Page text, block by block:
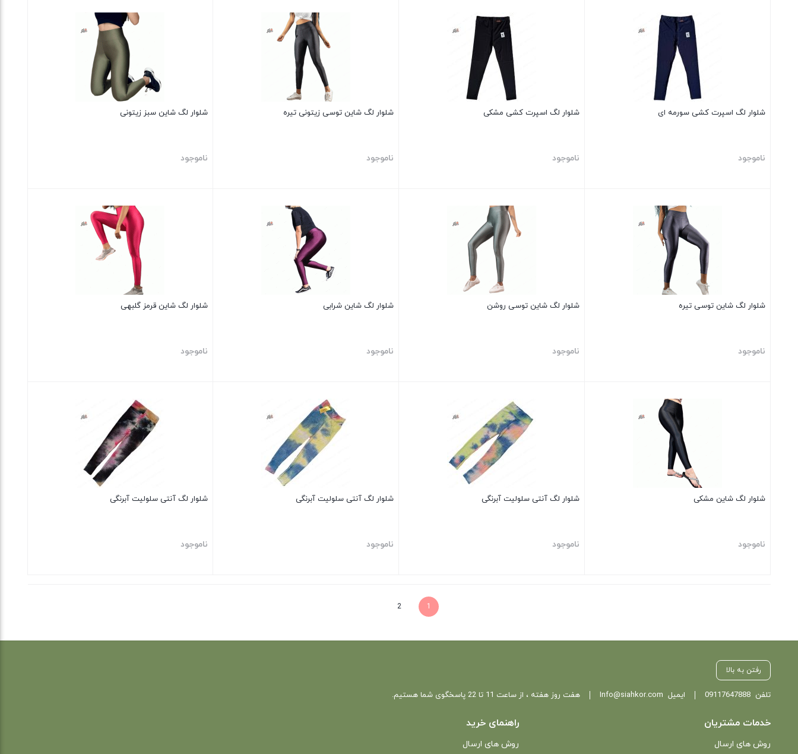
شلوار لگ اسپرت کشی سورمه ای
ناموجود
شلوار لگ اسپرت کشی مشکی
ناموجود
شلوار لگ شاین توسی زیتونی تیره
ناموجود
شلوار لگ شاین سبز زیتونی
ناموجود
شلوار لگ شاین توسی تیره
ناموجود
شلوار لگ شاین توسی روشن
ناموجود
شلوار لگ شاین شرابی
ناموجود
شلوار لگ شاین قرمز گلبهی
ناموجود
شلوار لگ شاین مشکی
ناموجود
شلوار لگ آنتی سلولیت آبرنگی
ناموجود
شلوار لگ آنتی سلولیت آبرنگی
ناموجود
شلوار لگ آنتی سلولیت آبرنگی
ناموجود
1
2
رفتن به بالا
تلفن09117647888 ایمیل Info@siahkor.com هفت روز هفته ، از ساعت 11 تا 22 پاسخگوی شما هستیم.
خدمات مشتریان
روش های ارسال
راهنمای خرید
روش های ارسال